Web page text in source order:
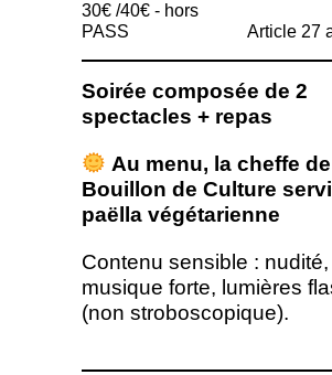
30€ /40€ - hors
PASS
Article 27
Soirée composée de 2
spectacles + repas
Au menu, la cheffe de
Bouillon de Culture
paëlla végétarienne
Contenu sensible : nudité,
musique forte, lumières
(non stroboscopique).